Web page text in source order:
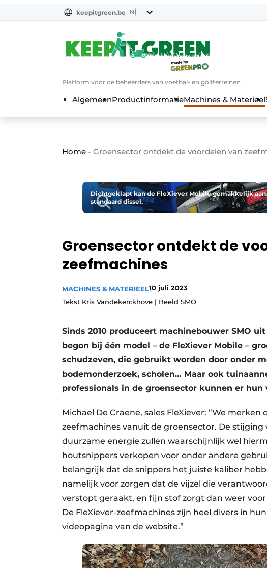
keepitgreen.be NL
Platform voor de beheerders van voetbal- en golfterreinen
AlgemeenProductinformatieMachines & Materieel
Home - Groensector ontdekt de voordelen van
Dichtgeklapt kan de FleXiever Mobile gemakkelijk
standaard dissel.
Groensector ontdekt de
zeefmachines
MACHINES & MATERIEEL10 juli 2023
Tekst Kris Vandekerckhove | Beeld SMO
Sinds 2010 produceert machinebouwer SMO
begon bij één model – de FleXiever Mobile –
schudzeven, die gebruikt worden door onder
bodemonderzoek, scholen… Maar ook
professionals in de groensector kunnen er hun
Michael De Craene, sales FleXiever: “We
zeefmachines vanuit de groensector. De
duurzame energie zullen waarschijnlijk wel
houtsnippers verkopen voor onder andere
belangrijk dat de snippers het juiste kaliber
namelijk voor zorgen dat de vijzel die
verstopt geraakt, en fijn stof zorgt dan weer
De FleXiever-zeefmachines zijn heel divers in
videopagina van de website.”